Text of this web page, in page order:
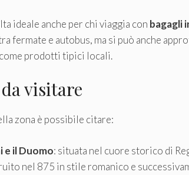
ideale anche per chi viaggia con bagagli
fermate e autobus, ma si può anche
prodotti tipici locali.
visitare
zona è possibile citare:
e il Duomo: situata nel cuore storico di
nel 875 in stile romanico e